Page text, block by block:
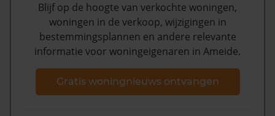
Blijf op de hoogte van verkochte woningen,
woningen in de verkoop, wijzigingen in
bestemmingsplannen en andere relevante
informatie voor woningeigenaren in Ameide.
Gratis woningnieuws ontvangen